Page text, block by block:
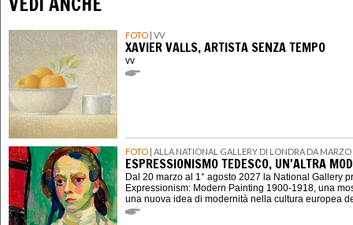
FOTO | VV
XAVIER VALLS, ARTISTA SENZA TEMPO
vv
FOTO | ALLA NATIONAL GALLERY DI LONDRA DA
ESPRESSIONISMO TEDESCO, UN'ALTRA
Dal 20 marzo al 1° agosto 2027 la National Gallery
Expressionism: Modern Painting 1900-1918, una
una nuova idea di modernità nella cultura europea